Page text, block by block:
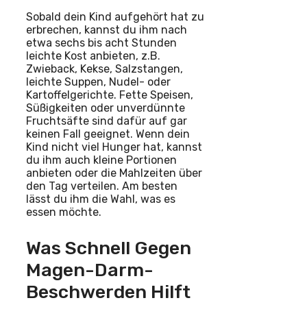
Sobald dein Kind aufgehört hat zu
erbrechen, kannst du ihm nach
etwa sechs bis acht Stunden
leichte Kost anbieten, z.B.
Zwieback, Kekse, Salzstangen,
leichte Suppen, Nudel- oder
Kartoffelgerichte. Fette Speisen,
Süßigkeiten oder unverdünnte
Fruchtsäfte sind dafür auf gar
keinen Fall geeignet. Wenn dein
Kind nicht viel Hunger hat, kannst
du ihm auch kleine Portionen
anbieten oder die Mahlzeiten über
den Tag verteilen. Am besten
lässt du ihm die Wahl, was es
essen möchte.
Was Schnell Gegen
Magen-Darm-
Beschwerden Hilft